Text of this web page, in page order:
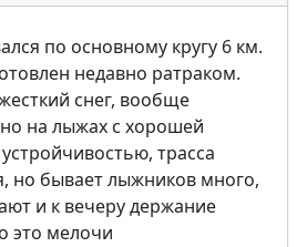
по основному кругу 6 км.
недавно ратраком.
снег, вообще
на лыжах с хорошей
трасса
но бывает лыжников много,
и к вечеру держание
это мелочи